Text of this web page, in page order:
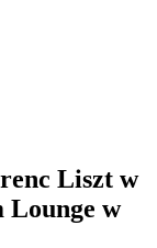
Liszt w
Lounge w